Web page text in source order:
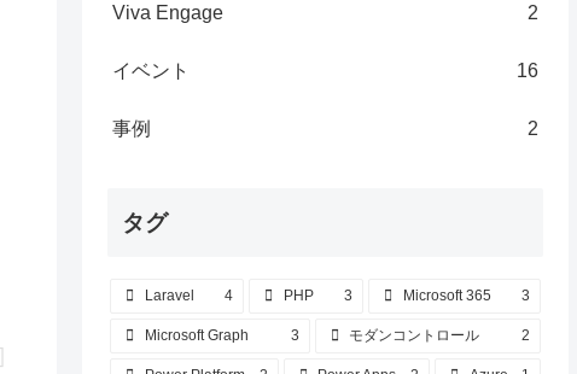
Viva Engage 2
イベント 16
事例 2
タグ
Laravel 4 PHP 3 Microsoft 365 3
Microsoft Graph 3 モダンコントロール 2